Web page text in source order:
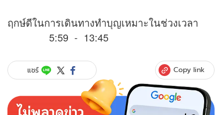
ฤกษ์ดีในการเดินทางทำบุญเหมาะในช่วงเวลา
5:59 - 13:45
แชร์ Copy link